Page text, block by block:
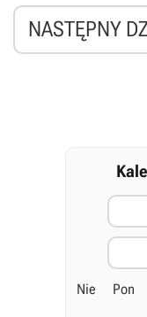
NASTĘPNY
Nie Pon